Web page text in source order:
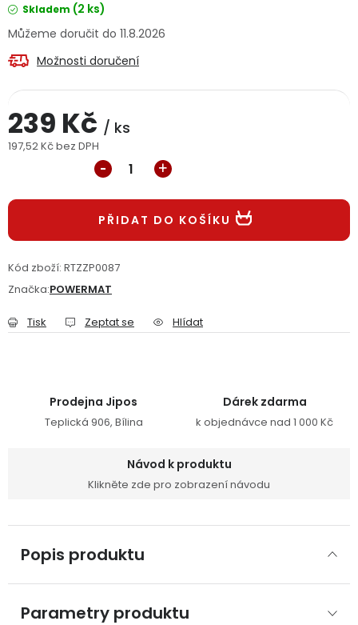
Servis nářadí
Doprava a platba
Reklamační formulář
Skladem (2 ks)
11.8.2026
Možnosti doručení
239 Kč / ks
197,52 Kč bez DPH
PŘIDAT DO KOŠÍKU
Kód zboží: RTZZP0087
Značka:POWERMAT
Tisk Zeptat se Hlídat
Prodejna Jipos
Teplická 906, Bílina
Dárek zdarma
k objednávce nad 1 000 Kč
Návod k produktu
Klikněte zde pro zobrazení návodu
Popis produktu
Parametry produktu